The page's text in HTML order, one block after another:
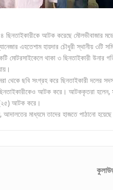
ছিনতাইকারীকে আটক করেছে মৌলভীবাজার
এহতেশাম হায়দার চৌধুরী স্থানীয় ৩টি
মোটরসাইকেলে থাকা ৩ ছিনতাইকারী উনার
থেকে ছবি সংগ্রহ করে ছিনতাইকারী দলের
আটক করে। আটককৃতরা হলেন,
(২৫) আটক করে।
মাধ্যমে তাদের হাজতে পাঠানো